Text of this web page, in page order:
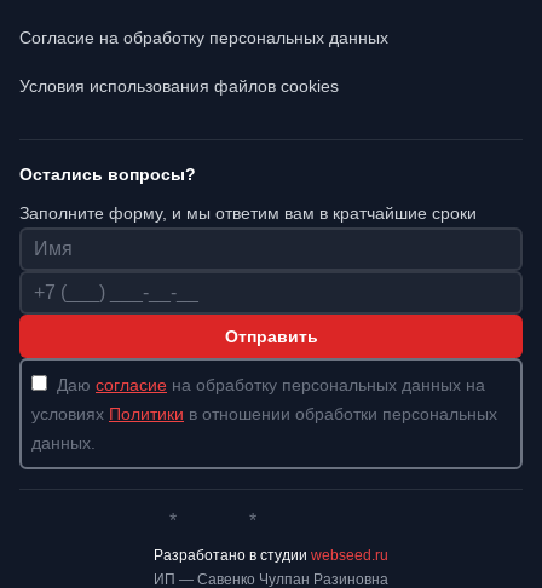
Согласие на обработку персональных данных
Условия использования файлов cookies
Остались вопросы?
Заполните форму, и мы ответим вам в кратчайшие сроки
Имя
Телефон
Отправить
Даю согласие на обработку персональных данных на
условиях Политики в отношении обработки персональных
данных.
ИП — Савенко Чулпан Разиновна
* *
Разработано в студии webseed.ru